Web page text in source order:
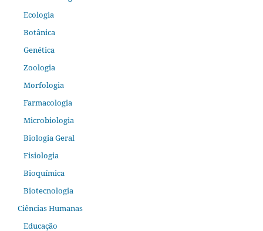
Ecologia
Botânica
Genética
Zoologia
Morfologia
Farmacologia
Microbiologia
Biologia Geral
Fisiologia
Bioquímica
Biotecnologia
Ciências Humanas
Educação